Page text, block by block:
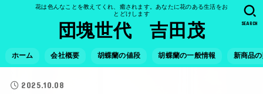
花は色んなことを教えてくれ、癒されます。あなたに花のある生活をお
とどけします
団塊世代 吉田茂
ホーム 会社概要 胡蝶蘭の値段 胡蝶蘭の一般情報 新商品
SEARCH
2025.10.08